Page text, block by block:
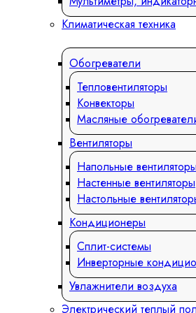
Климатическая техника
Обогреватели
Тепловентиляторы
Конвекторы
Масляные
Вентиляторы
Напольные вентиляторы
Настенные вентиляторы
Настольные
Кондиционеры
Сплит-системы
Инверторные
Увлажнители воздуха
Электрический теплый пол